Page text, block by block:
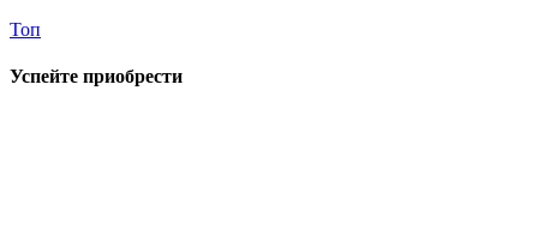
Топ
Успейте приобрести